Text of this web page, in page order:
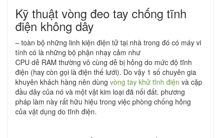
Kỹ thuật vòng đeo tay chống tĩnh
điện không dây
– toàn bộ những linh kiện điện tử tại nhà trong đó có máy vi
tính có là những bộ phận nhạy cảm như
CPU dễ RAM thường vô cùng dễ bị hỏng do mức độ tĩnh
điện (hay còn gọi là điện thế lưới). Do vậy 1 số chuyên gia
khuyên khách hàng nên dùng vòng tay khử tĩnh điện và cặp
đầu dây của nó và một vật kim loại đã nối đất. phương
pháp làm này rất hữu hiệu trong việc phòng chống hỏng
của vật dụng do tĩnh điện.